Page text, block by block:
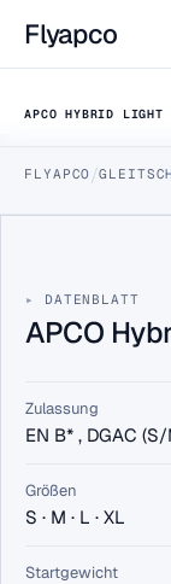
Flyapco
APCO HYBRID LIGHT
DGAC/EN B
B2B-
FLYAPCO /
DATENBLATT
APCO
Zulassung
EN B* , DGAC
Größen
S · M · L · XL
Startgewicht